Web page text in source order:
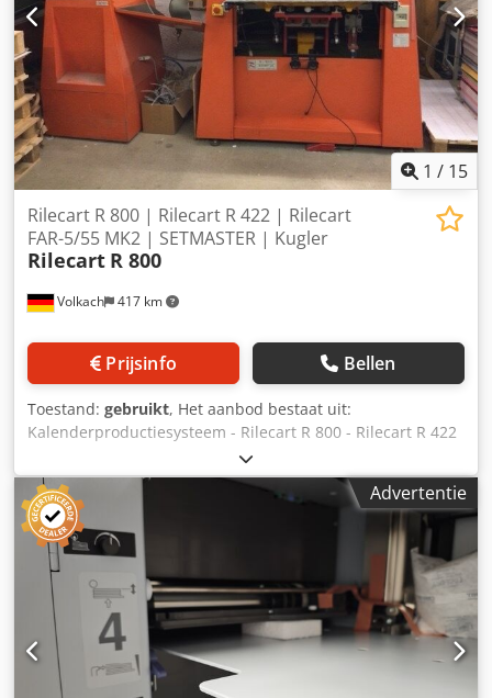
1 / 15
Volkach 417 km
Rilecart R 800 | Rilecart R 422 | Rilecart
FAR-5/55 MK2 | SETMASTER | Kugler
Rilecart R 800
Prijsinfo Bellen
Toestand: gebruikt, Het aanbod bestaat uit:
Kalenderproductiesysteem - Rilecart R 800 - Rilecart R 422
- Rilecart FAR-5/55 MK2 - SETMASTER - Kugler
Allomvattend pakket Wij regelen alles: van veilige
verpakking en transport tot douaneafhandeling. Op
verzoek stellen wij ook een maatwerkleasevoorstel voor u
op. Cedpfozru Scex Am Torf Duurzaam en economisch Kies
voor een gebruikte machine en profiteer dubbel: u draagt
bij aan een beter milieu en bespaart tegelijkertijd op uw
budget. Ondanks eventuele gebruikssporen ontvangt u
een kwaliteitsproduct tegen een aantrekkelijke prijs.
Advertentie